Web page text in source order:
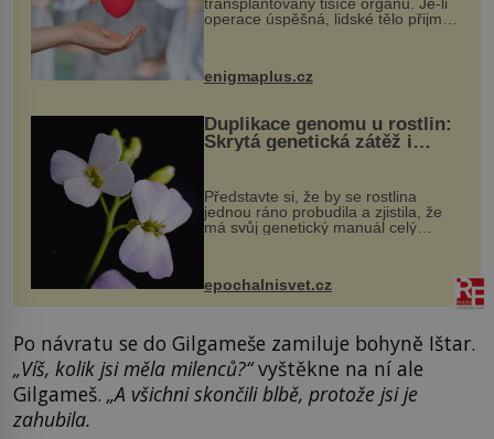
operace úspěšná, lidské tělo přijme
enigmaplus.cz
Duplikace genomu u rostlin:
Skrytá genetická zátěž i
Představte si, že by se rostlina
jednou ráno probudila a zjistila, že
má svůj genetický manuál celý
vstupenka...
epochalnisvet.cz
Po návratu se do Gilgameše zamiluje bohyně Ištar.
„Víš, kolik jsi měla milenců?“vyštěkne na ní ale
Gilgameš. „A všichni skončili blbě, protože jsi je
zahubila.